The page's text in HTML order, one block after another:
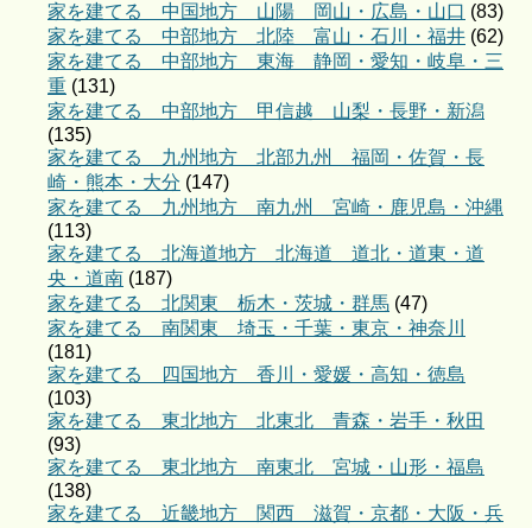
家を建てる 中国地方 山陽 岡山・広島・山口 (83)
家を建てる 中部地方 北陸 富山・石川・福井 (62)
家を建てる 中部地方 東海 静岡・愛知・岐阜・三
重 (131)
家を建てる 中部地方 甲信越 山梨・長野・新潟
(135)
家を建てる 九州地方 北部九州 福岡・佐賀・長
崎・熊本・大分 (147)
家を建てる 九州地方 南九州 宮崎・鹿児島・沖縄
(113)
家を建てる 北海道地方 北海道 道北・道東・道
央・道南 (187)
家を建てる 北関東 栃木・茨城・群馬 (47)
家を建てる 南関東 埼玉・千葉・東京・神奈川
(181)
家を建てる 四国地方 香川・愛媛・高知・徳島
(103)
家を建てる 東北地方 北東北 青森・岩手・秋田
(93)
家を建てる 東北地方 南東北 宮城・山形・福島
(138)
家を建てる 近畿地方 関西 滋賀・京都・大阪・兵